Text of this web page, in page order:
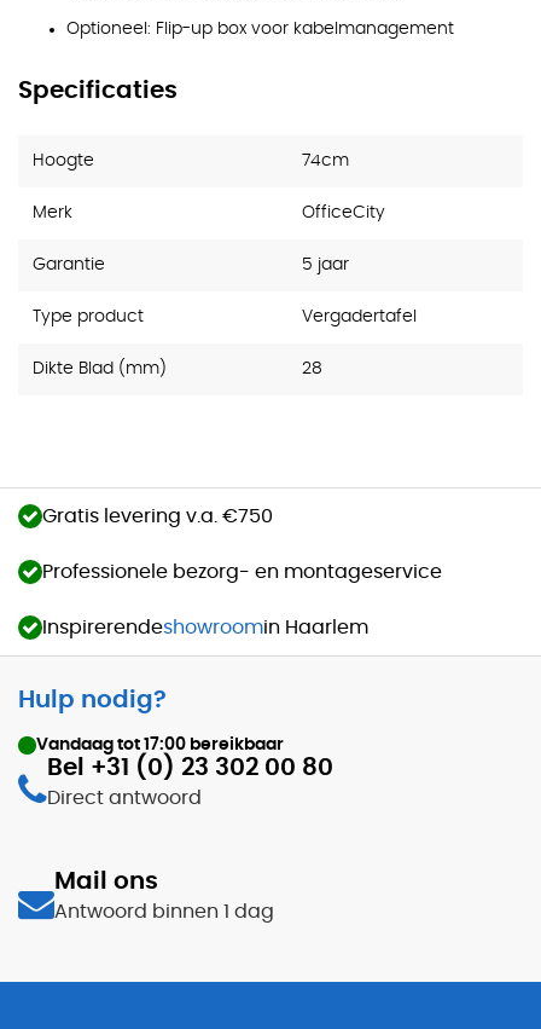
Optioneel: Flip-up box voor kabelmanagement
Specificaties
Hoogte 74cm
Merk OfficeCity
Garantie 5 jaar
Type product Vergadertafel
Dikte Blad (mm) 28
Gratis levering v.a. €750
Professionele bezorg- en montageservice
Inspirerendeshowroomin Haarlem
Hulp nodig?
Vandaag tot 17:00 bereikbaar
Bel +31 (0) 23 302 00 80
Direct antwoord
Mail ons
Antwoord binnen 1 dag